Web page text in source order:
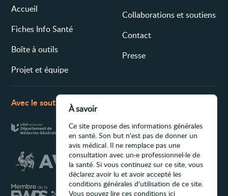
Accueil
Fiches Info Santé
Boîte à outils
Projet et équipe
Collaborations et soutiens
Contact
Presse
Avec le soutien de
À savoir
Ce site propose des informations générales
en santé. Son but n'est pas de donner un
avis médical. Il ne remplace pas une
consultation avec un·e professionnel·le de
la santé. Si vous continuez sur ce site, vous
déclarez avoir lu et avoir accepté les
conditions générales d'utilisation de ce site.
Vous pouvez lire ces conditions ici